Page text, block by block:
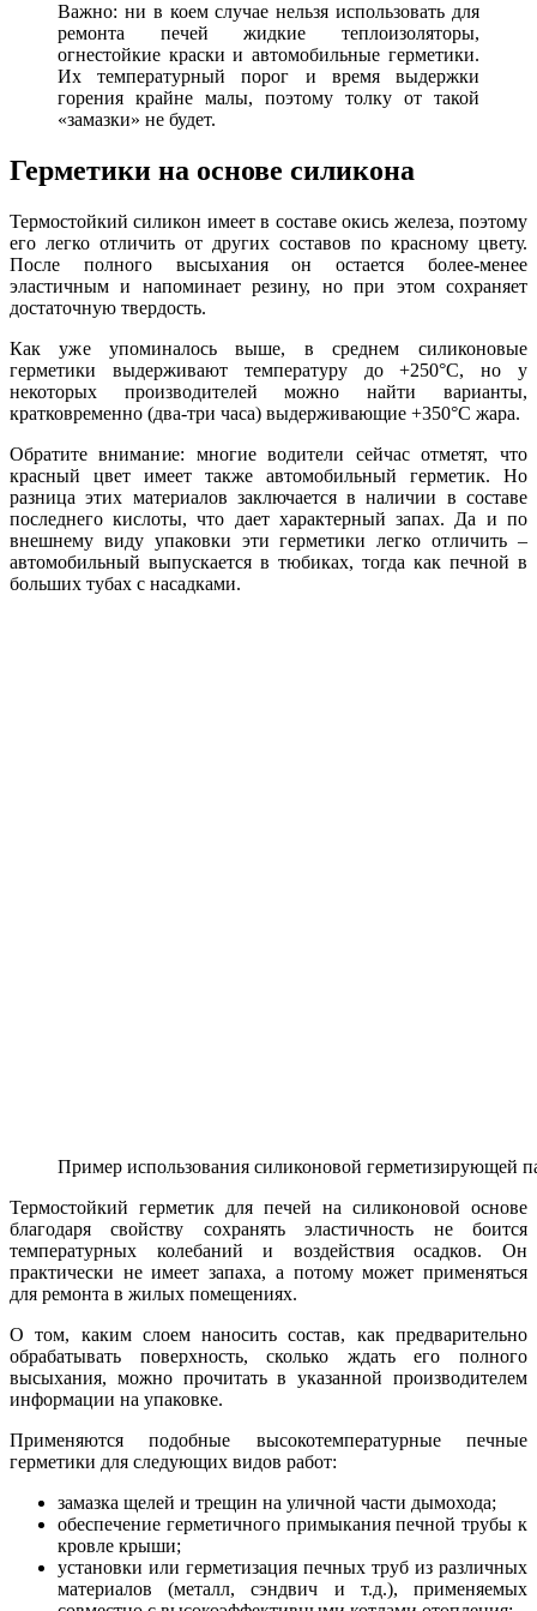
Важно: ни в коем случае нельзя использовать для
ремонта печей жидкие теплоизоляторы,
огнестойкие краски и автомобильные герметики.
Их температурный порог и время выдержки
горения крайне малы, поэтому толку от такой
«замазки» не будет.
Герметики на основе силикона
Термостойкий силикон имеет в составе окись железа, поэтому
его легко отличить от других составов по красному цвету.
После полного высыхания он остается более-менее
эластичным и напоминает резину, но при этом сохраняет
достаточную твердость.
Как уже упоминалось выше, в среднем силиконовые
герметики выдерживают температуру до +250°C, но у
некоторых производителей можно найти варианты,
кратковременно (два-три часа) выдерживающие +350°C жара.
Обратите внимание: многие водители сейчас отметят, что
красный цвет имеет также автомобильный герметик. Но
разница этих материалов заключается в наличии в составе
последнего кислоты, что дает характерный запах. Да и по
внешнему виду упаковки эти герметики легко отличить –
автомобильный выпускается в тюбиках, тогда как печной в
больших тубах с насадками.
Пример использования силиконовой герметизирующей
Термостойкий герметик для печей на силиконовой основе
благодаря свойству сохранять эластичность не боится
температурных колебаний и воздействия осадков. Он
практически не имеет запаха, а потому может применяться
для ремонта в жилых помещениях.
О том, каким слоем наносить состав, как предварительно
обрабатывать поверхность, сколько ждать его полного
высыхания, можно прочитать в указанной производителем
информации на упаковке.
Применяются подобные высокотемпературные печные
герметики для следующих видов работ:
замазка щелей и трещин на уличной части дымохода;
обеспечение герметичного примыкания печной трубы к
кровле крыши;
установки или герметизация печных труб из различных
материалов (металл, сэндвич и т.д.), применяемых